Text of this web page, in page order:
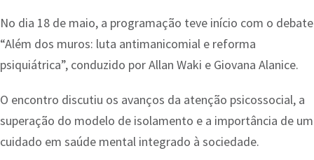
No dia 18 de maio, a programação teve início com o debate
“Além dos muros: luta antimanicomial e reforma
psiquiátrica”, conduzido por Allan Waki e Giovana Alanice.
O encontro discutiu os avanços da atenção psicossocial, a
superação do modelo de isolamento e a importância de um
cuidado em saúde mental integrado à sociedade.